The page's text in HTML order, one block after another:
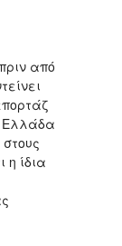
από
Ελλάδα
η ίδια